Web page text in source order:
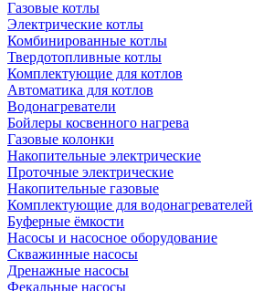
Газовые котлы
Электрические котлы
Комбинированные котлы
Твердотопливные котлы
Комплектующие для котлов
Автоматика для котлов
Водонагреватели
Бойлеры косвенного нагрева
Газовые колонки
Накопительные электрические
Проточные электрические
Накопительные газовые
Комплектующие для водонагревателей
Буферные ёмкости
Насосы и насосное оборудование
Скважинные насосы
Дренажные насосы
Фекальные насосы